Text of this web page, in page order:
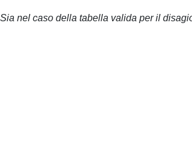
Sia nel caso della tabella valida per il